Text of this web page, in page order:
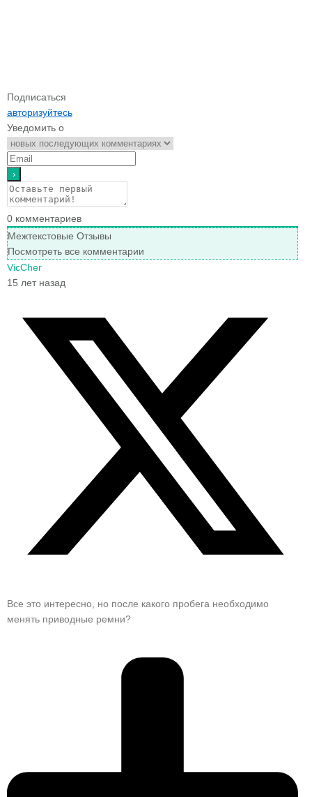
Подписаться
авторизуйтесь
Уведомить о
0 комментариев
Межтекстовые Отзывы
Посмотреть все комментарии
VicCher
15 лет назад
Все это интересно, но после какого пробега необходимо
менять приводные ремни?